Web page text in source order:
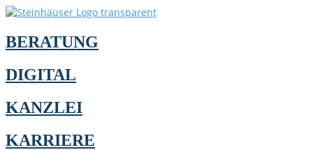
BERATUNG
DIGITAL
KANZLEI
KARRIERE